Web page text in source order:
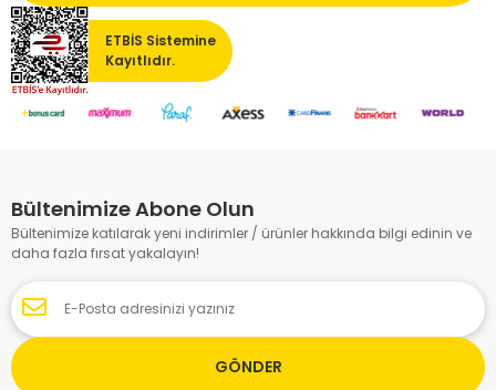
ETBİS Sistemine
Kayıtlıdır.
Bültenimize Abone Olun
Bültenimize katılarak yeni indirimler / ürünler hakkında bilgi edinin ve
daha fazla fırsat yakalayın!
GÖNDER